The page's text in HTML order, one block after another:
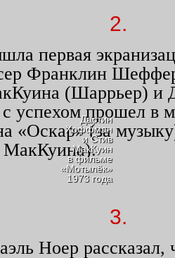
2.
первая
Франклин
(Шаррьер) и
успехом прошел в
«Оскар» (за
МакКуина).
Дастин
Хоффман
и Стив
МакКуин
в фильме
«Мотылёк»
1973 года
3.
Ноер рассказал,